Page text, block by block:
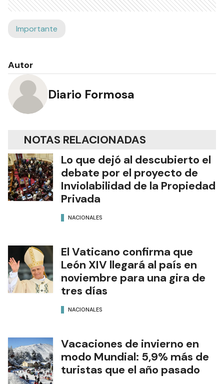
Importante
Autor
Diario Formosa
NOTAS RELACIONADAS
Lo que dejó al descubierto el
debate por el proyecto de
Inviolabilidad de la Propiedad
Privada
NACIONALES
El Vaticano confirma que
León XIV llegará al país en
noviembre para una gira de
tres días
NACIONALES
Vacaciones de invierno en
modo Mundial: 5,9% más de
turistas que el año pasado